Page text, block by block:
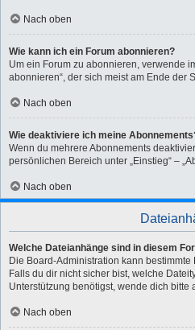
Nach oben
Wie kann ich ein Forum abonnieren?
Um ein Forum zu abonnieren, verwende
abonnieren“, der sich meist am Ende der
Nach oben
Wie deaktiviere ich meine
Wenn du mehrere Abonnements
persönlichen Bereich unter „Einstieg“ –
Nach oben
Welche Dateianhänge sind in diesem
Die Board-Administration kann
Falls du dir nicht sicher bist, welche
Unterstützung benötigst, wende dich bitte
Nach oben